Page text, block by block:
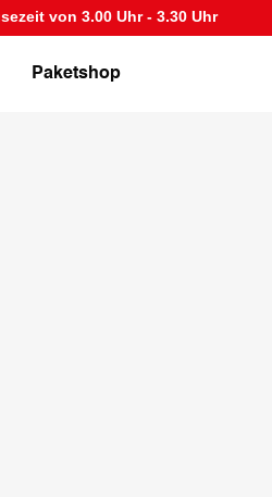
von 3.00 Uhr - 3.30 Uhr
Paketshop